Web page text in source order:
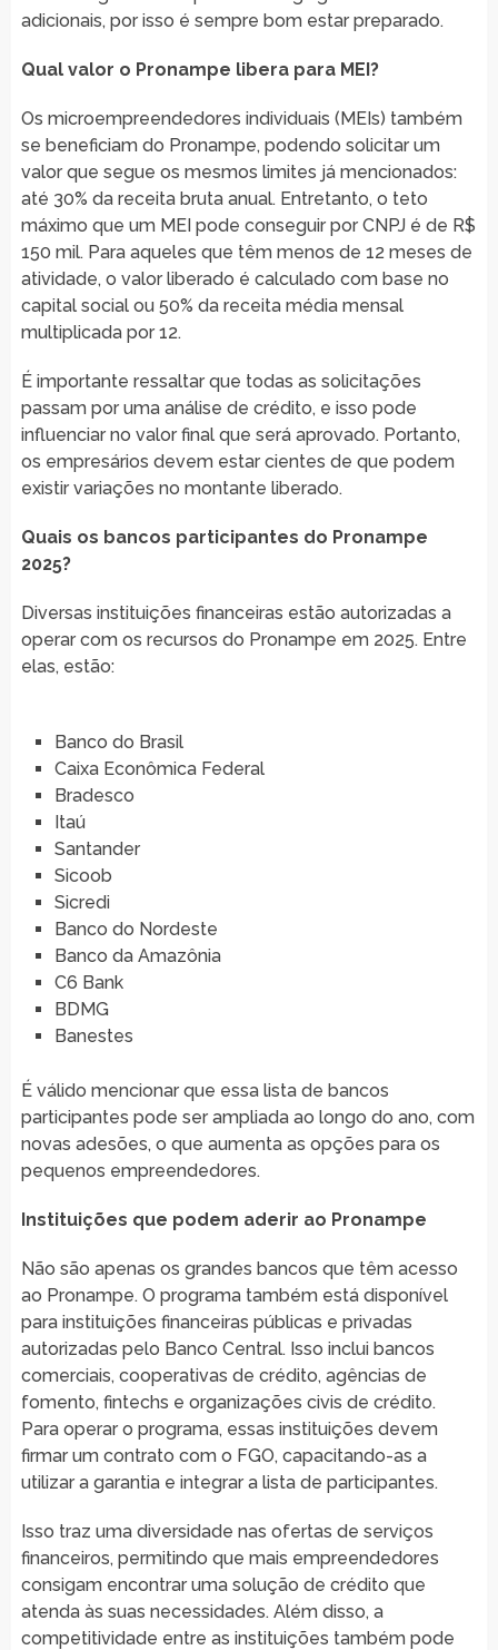
adicionais, por isso é sempre bom estar preparado.
Qual valor o Pronampe libera para MEI?
Os microempreendedores individuais (MEIs) também
se beneficiam do Pronampe, podendo solicitar um
valor que segue os mesmos limites já mencionados:
até 30% da receita bruta anual. Entretanto, o teto
máximo que um MEI pode conseguir por CNPJ é de R$
150 mil. Para aqueles que têm menos de 12 meses de
atividade, o valor liberado é calculado com base no
capital social ou 50% da receita média mensal
multiplicada por 12.
É importante ressaltar que todas as solicitações
passam por uma análise de crédito, e isso pode
influenciar no valor final que será aprovado. Portanto,
os empresários devem estar cientes de que podem
existir variações no montante liberado.
Quais os bancos participantes do Pronampe
2025?
Diversas instituições financeiras estão autorizadas a
operar com os recursos do Pronampe em 2025. Entre
elas, estão:
Banco do Brasil
Caixa Econômica Federal
Bradesco
Itaú
Santander
Sicoob
Sicredi
Banco do Nordeste
Banco da Amazônia
C6 Bank
BDMG
Banestes
É válido mencionar que essa lista de bancos
participantes pode ser ampliada ao longo do ano, com
novas adesões, o que aumenta as opções para os
pequenos empreendedores.
Instituições que podem aderir ao Pronampe
Não são apenas os grandes bancos que têm acesso
ao Pronampe. O programa também está disponível
para instituições financeiras públicas e privadas
autorizadas pelo Banco Central. Isso inclui bancos
comerciais, cooperativas de crédito, agências de
fomento, fintechs e organizações civis de crédito.
Para operar o programa, essas instituições devem
firmar um contrato com o FGO, capacitando-as a
utilizar a garantia e integrar a lista de participantes.
Isso traz uma diversidade nas ofertas de serviços
financeiros, permitindo que mais empreendedores
consigam encontrar uma solução de crédito que
atenda às suas necessidades. Além disso, a
competitividade entre as instituições também pode